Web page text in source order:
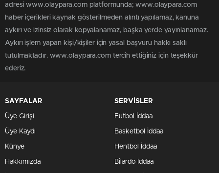
adresi www.olaypara.com platformunda; www.olaypara.com
haber içerikleri kaynak gösterilmeden alıntı yapılamaz, kanuna
aykırı ve izinsiz olarak kopyalanamaz, başka yerde yayınlanamaz.
Aykırı işlem yapan kişi/kişiler için yasal başvuru hakkı saklı
tutulmaktadır. www.olaypara.com tercih ettiğiniz için teşekkür
ederiz.
SAYFALAR
Üye Girişi
Üye Kaydı
Künye
Hakkımızda
SERVİSLER
Futbol İddaa
Basketbol İddaa
Hentbol İddaa
Bilardo İddaa